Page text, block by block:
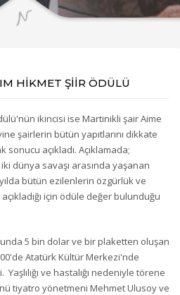
HIKMET ŞIIR ÖDÜLÜ
ikincisi ise Martinikli şair Aime
şairlerin bütün yapıtlarını dikkate
açıkladı. Açıklamada;
dünya savaşı arasında yaşanan
bütün ezilenlerin özgürlük ve
için ödüle değer bulunduğu
5 bin dolar ve bir plaketten oluşan
Atatürk Kültür Merkezi'nde
ve hastalığı nedeniyle törene
tiyatro yönetmeni Mehmet Ulusoy ve